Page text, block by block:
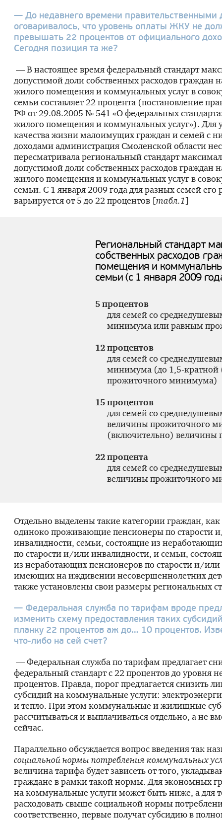
— До недавнего времени правительственными
оговаривалось, что уровень оплаты ЖКУ не
превышать 22 процентов от официального
Сегодня позиция та же?
— В настоящее время федеральный стандарт
допустимой доли собственных расходов граждан
жилого помещения и коммунальных услуг в
семьи составляет 22 процента (постановление
РФ от29.08.2005 № 541 «О федеральных
жилого помещения и коммунальных услуг»). Для
качества жизни малоимущих граждан и семей с
доходами администрация Смоленской области
пересматривала региональный стандарт
допустимой доли собственных расходов граждан
жилого помещения и коммунальных услуг в
семьи. С 1 января 2009 года для разных семей его
варьируется от 5 до 22 процентов [табл.1]
Региональный стандарт
собственных расходов
помещения и
семьи (с 1 января 2009
5 процентов
для семей со
минимума или равным
12 процентов
для семей со
минимума (до 1, 5-кратной
прожиточного минимума)
15 процентов
для семей со
величины прожиточного
(включительно)
22 процента
для семей со
величины прожиточного
Отдельно выделены такие категории граждан,
одиноко проживающие пенсионеры по старости
инвалидности, семьи, состоящие из
по старости и/или инвалидности, и семьи,
из неработающих пенсионеров по старости и/
имеющих на иждивении несовершеннолетних
также установлены свои размеры региональных
— Федеральная служба по тарифам вроде
изменить схему предоставления таких
планку 22 процентов аж до… 10 процентов.
что-либо на сей счет?
— Федеральная служба по тарифам предлагает
федеральный стандарт с 22 процентов до уровня
процентов. Правда, порог предлагается снизить
субсидий на коммунальные услуги:
и тепло. При этом коммунальные и жилищные
рассчитываться и выплачиваться отдельно, а не
сейчас.
Параллельно обсуждается вопрос введения так
социальной нормы потребления коммунальных
величина тарифа будет зависеть от того,
граждане в рамки такой нормы. Для экономных
на коммунальные услуги может быть ниже, а для
расходовать свыше социальной нормы
соответственно, первые получат субсидию в